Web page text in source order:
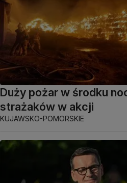
Duży pożar w środku
strażaków w akcji
KUJAWSKO-POMORSKIE